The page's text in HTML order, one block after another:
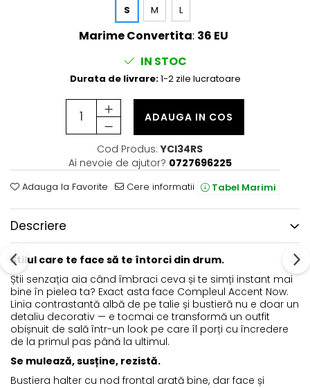
S M L
Marime Convertita: 36 EU
IN STOC
Durata de livrare:1-2 zile lucratoare
ADAUGA IN COS
Cod Produs: YCI34RS
Ai nevoie de ajutor? 0727696225
Adauga la Favorite Cere informatii Tabel Marimi
Descriere
Stilul care te face să te întorci din drum.
Știi senzația aia când îmbraci ceva și te simți instant mai
bine în pielea ta? Exact asta face Compleul Accent Now.
Linia contrastantă albă de pe talie și bustieră nu e doar un
detaliu decorativ — e tocmai ce transformă un outfit
obișnuit de sală într-un look pe care îl porți cu încredere
de la primul pas până la ultimul.
Se mulează, susține, rezistă.
Bustiera halter cu nod frontal arată bine, dar face și